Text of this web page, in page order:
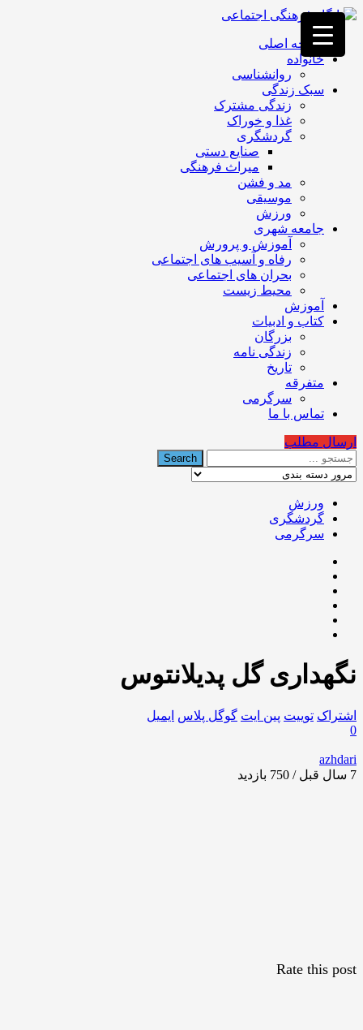
فصد
خون
غرب
تهران
خشکشویی
تصفیه
تهران
صفحه اصلی
خانواده
روانشناسی
سبک زندگی
زندگی مشترک
غذا و خوراک
گردشگری
صنایع دستی
میراث فرهنگی
مد و فشن
موسیقی
ورزش
جامعه شهری
آموزش و پرورش
رفاه و آسیب های اجتماعی
بحران های اجتماعی
محیط زیست
آموزش
کتاب و ادبیات
بزرگان
زندگی نامه
تاریخ
متفرقه
سرگرمی
تماس با ما
ارسال مطلب
ورزش
گردشگری
سرگرمی
نگهداری گل پدیلانتوس
اشتراک توییت پین ایت گوگل‌ پلاس ایمیل
0
azhdari
7 سال قبل / 750
بازدید
Rate this post